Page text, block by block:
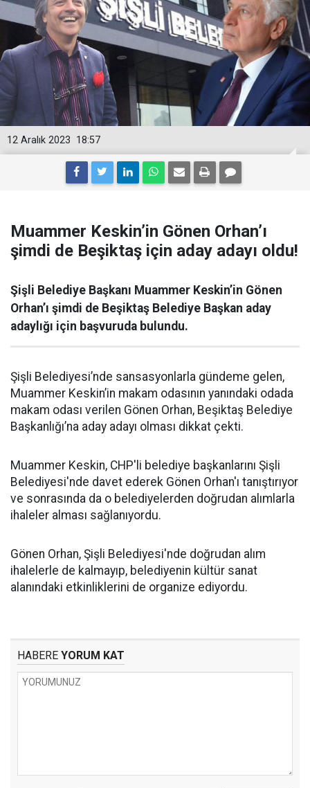
18:57
12 Aralık 2023
Muammer Keskin’in Gönen Orhan’ı
şimdi de Beşiktaş için aday adayı oldu!
Şişli Belediye Başkanı Muammer Keskin’in Gönen
Orhan’ı şimdi de Beşiktaş Belediye Başkan aday
adaylığı için başvuruda bulundu.
Şişli Belediyesi’nde sansasyonlarla gündeme gelen,
Muammer Keskin’in makam odasının yanındaki odada
makam odası verilen Gönen Orhan, Beşiktaş Belediye
Başkanlığı’na aday adayı olması dikkat çekti.
Muammer Keskin, CHP'li belediye başkanlarını Şişli
Belediyesi'nde davet ederek Gönen Orhan'ı tanıştırıyor
ve sonrasında da o belediyelerden doğrudan alımlarla
ihaleler alması sağlanıyordu.
Gönen Orhan, Şişli Belediyesi'nde doğrudan alım
ihalelerle de kalmayıp, belediyenin kültür sanat
alanındaki etkinliklerini de organize ediyordu.
HABERE YORUM KAT